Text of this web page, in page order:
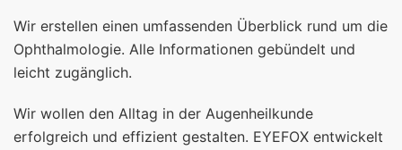
Wir erstellen einen umfassenden Überblick rund um die
Ophthalmologie. Alle Informationen gebündelt und
leicht zugänglich.
Wir wollen den Alltag in der Augenheilkunde
erfolgreich und effizient gestalten. EYEFOX entwickelt